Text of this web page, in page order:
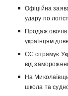
Офіційна
удару по
Продаж овочів
українцям
ЄС спрямує
від
На
школа та